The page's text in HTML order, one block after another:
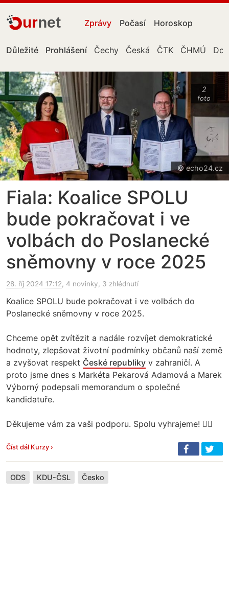
urnet Zprávy Počasí Horoskop
Důležité Prohlášení Čechy Česká ČTK ČHMÚ
2
foto
© echo24.cz
Fiala: Koalice SPOLU
bude pokračovat i ve
volbách do Poslanecké
sněmovny v roce 2025
28. říj 2024 17:12, 4 novinky, 3 zhlédnutí
Koalice SPOLU bude pokračovat i ve volbách do
Poslanecké sněmovny v roce 2025.
Chceme opět zvítězit a nadále rozvíjet demokratické
hodnoty, zlepšovat životní podmínky občanů naší země
a zvyšovat respekt České republiky v zahraničí. A
proto jsme dnes s Markéta Pekarová Adamová a Marek
Výborný podepsali memorandum o společné
kandidatuře.
Děkujeme vám za vaši podporu. Spolu vyhrajeme! 👍🏻
Číst dál Kurzy ›
ODS KDU-ČSL Česko